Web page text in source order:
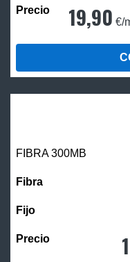
19,90 €/
FIBRA 300MB